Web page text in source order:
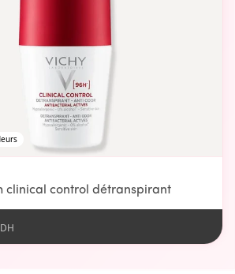
clinical control détranspirant
DH